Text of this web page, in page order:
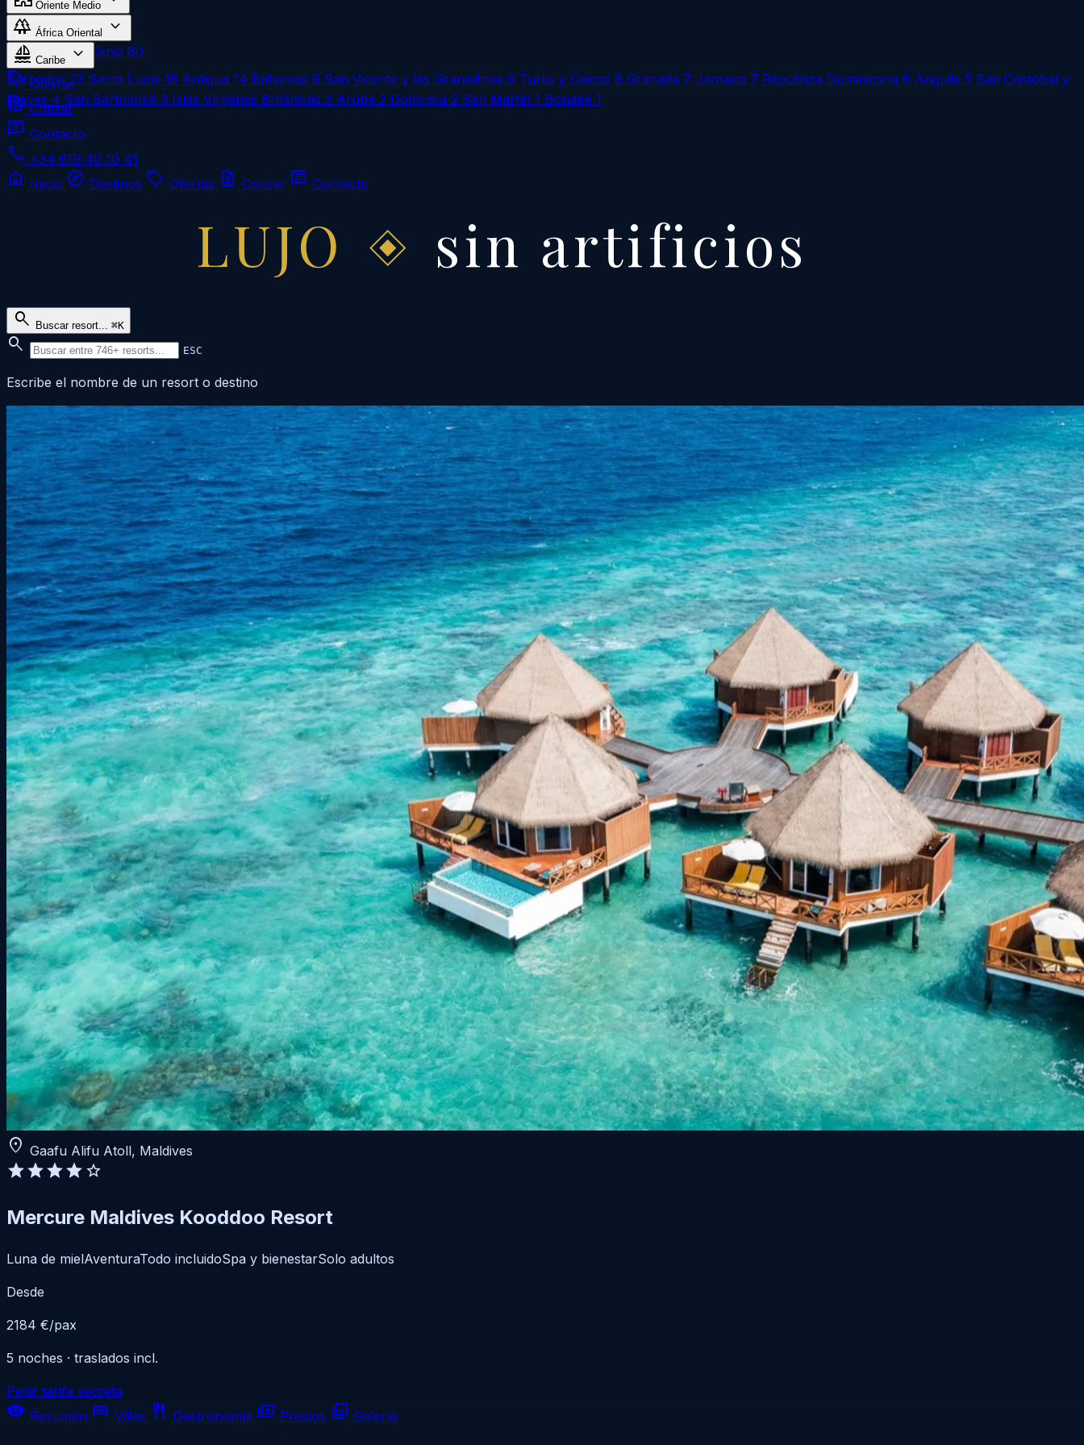
Oriente Medio
Omán 1
forest África Oriental expand_more
Zanzíbar 183 Kenia 80
sailing Caribe expand_more
Barbados 23 Santa Lucía 16 Antigua 14 Bahamas 9 San Vicente y las Granadinas 9 Turks y Caicos 8 Granada 7 Jamaica 7 República Dominicana 6 Anguila 5 San Cristóbal y
Nieves 4 San Bartolomé 3 Islas Vírgenes Británicas 2 Aruba 2 Dominica 2 San Martín 1 Bonaire 1
local_offer Ofertas
request_quote Cotizar
chat Contacto
call +34 619 40 10 41
home Inicio explore Destinos local_offer Ofertas request_quote Cotizar chat Contacto
LUJO sin artificios
search Buscar resort... ⌘K
search ESC
Escribe el nombre de un resort o destino
location_on Gaafu Alifu Atoll, Maldives
starstarstarstarstar
Mercure Maldives Kooddoo Resort
Luna de mielAventuraTodo incluidoSpa y bienestarSolo adultos
Desde
2184 €/pax
5 noches · traslados incl.
Pedir tarifa secreta
visibility Resumen bed Villas restaurant Gastronomía payments Precios photo_library Galería